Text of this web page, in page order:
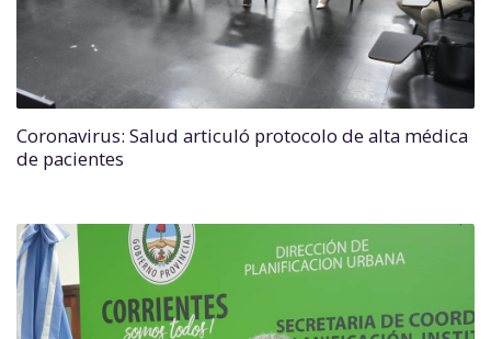
Coronavirus: Salud articuló protocolo de alta médica
de pacientes